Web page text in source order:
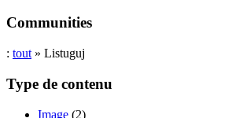
Communities
: tout » Listuguj
Type de contenu
Image (2)